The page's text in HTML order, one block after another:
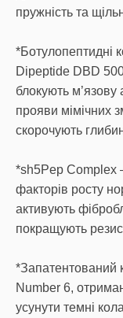
пружність та
*Ботулопептидні
Dipeptide DBD
блокують м’язову
прояви мімічних
скорочують
*sh5Pep Complex
факторів росту
активують
покращують
*Запатентований
Number 6,
усунути темні